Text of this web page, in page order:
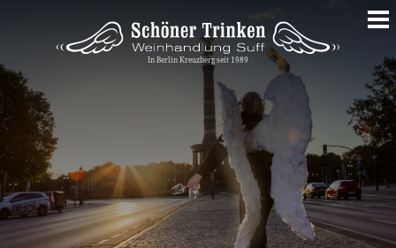
zum
Inhalt